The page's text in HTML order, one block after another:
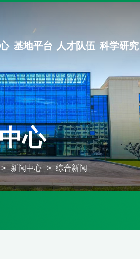
基地平台 人才队伍 科学研究
心
> 新闻中心 > 综合新闻